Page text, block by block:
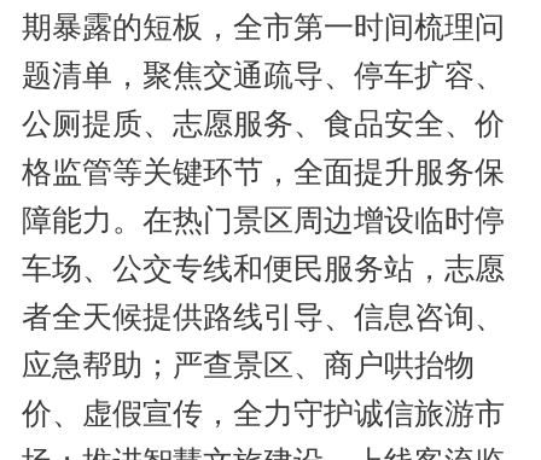
期暴露的短板，全市第一时间梳理问
题清单，聚焦交通疏导、停车扩容、
公厕提质、志愿服务、食品安全、价
格监管等关键环节，全面提升服务保
障能力。在热门景区周边增设临时停
车场、公交专线和便民服务站，志愿
者全天候提供路线引导、信息咨询、
应急帮助；严查景区、商户哄抬物
价、虚假宣传，全力守护诚信旅游市